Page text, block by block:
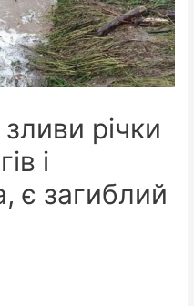
річки
і
є загиблий